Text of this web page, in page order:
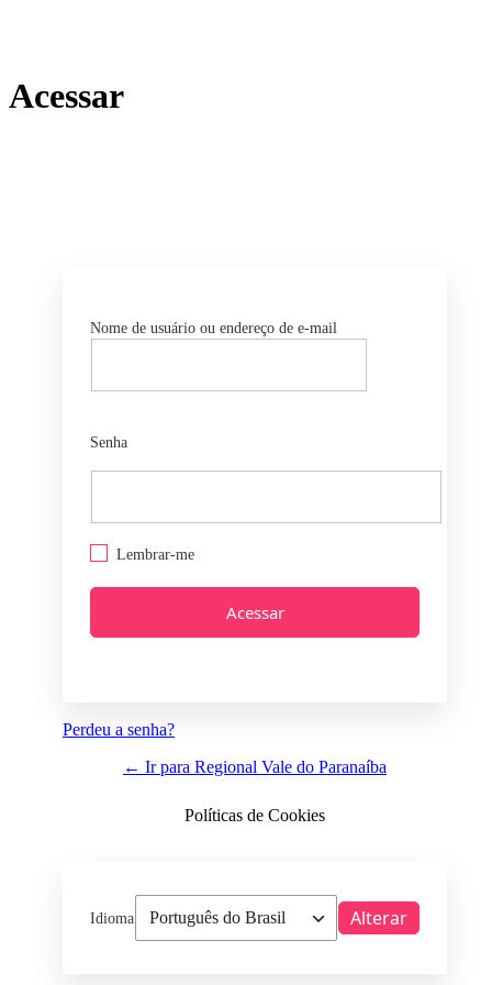
Acessar
Nome de usuário ou endereço de e-mail
Senha
Lembrar-me
Perdeu a senha?
← Ir para Regional Vale do Paranaíba
Políticas de Cookies
Idioma